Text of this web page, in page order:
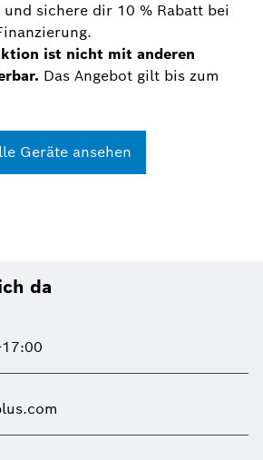
und sichere dir 10 % Rabatt bei
ist nicht mit anderen
Das Angebot gilt bis zum
Geräte ansehen
da